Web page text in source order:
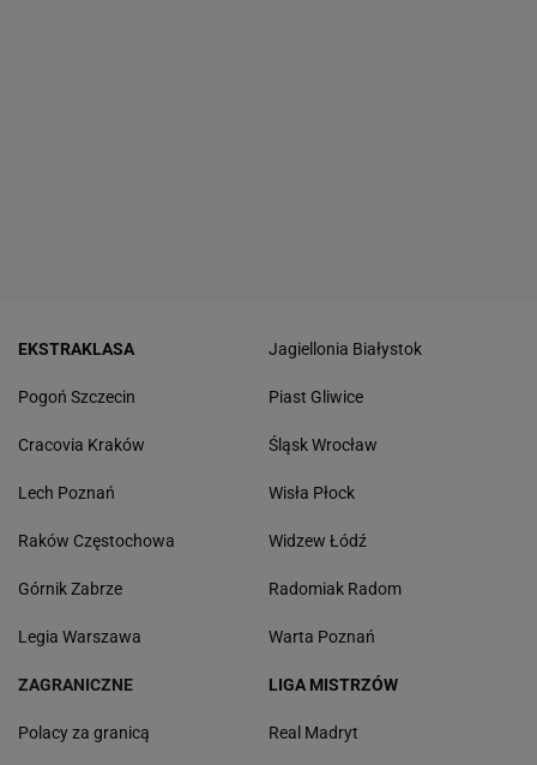
EKSTRAKLASA
Pogoń Szczecin
Cracovia Kraków
Lech Poznań
Raków Częstochowa
Górnik Zabrze
Legia Warszawa
Jagiellonia Białystok
Piast Gliwice
Śląsk Wrocław
Wisła Płock
Widzew Łódź
Radomiak Radom
Warta Poznań
ZAGRANICZNE
Polacy za granicą
LIGA MISTRZÓW
Real Madryt